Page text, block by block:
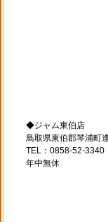
◆ジャム東伯店
鳥取県東伯郡琴浦町
TEL：0858-52-
年中無休